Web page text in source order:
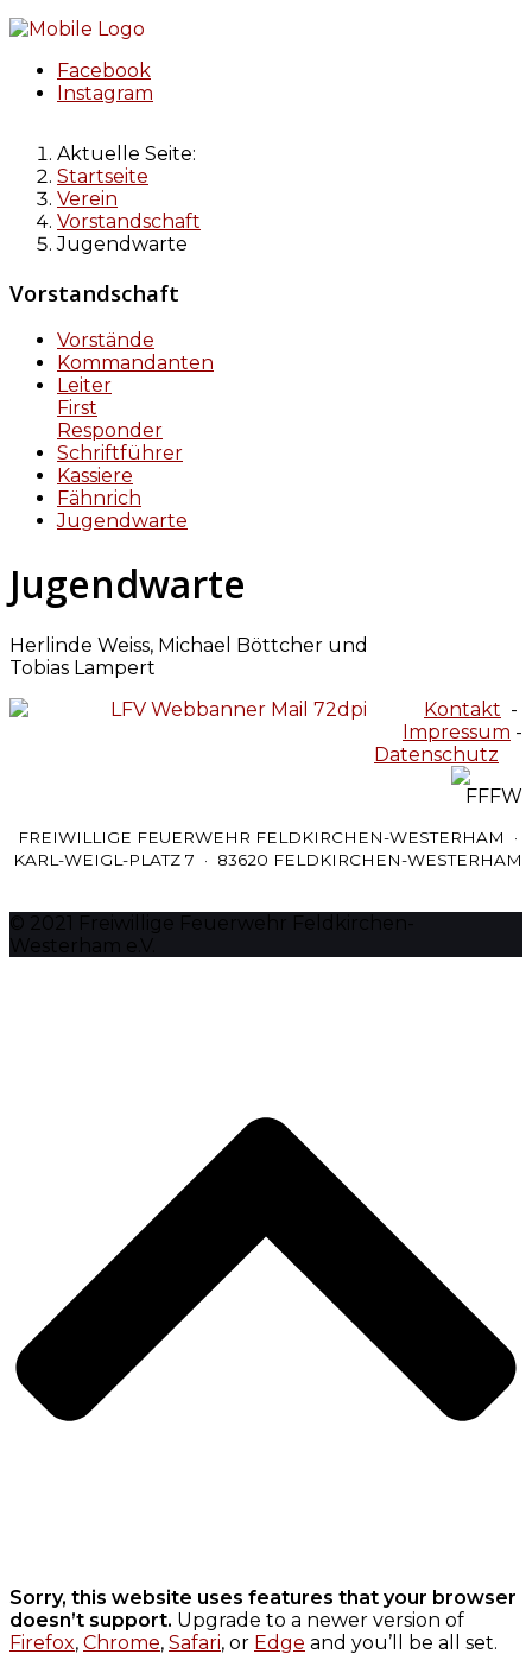
Facebook
Instagram
Aktuelle Seite:
Startseite
Verein
Vorstandschaft
Jugendwarte
Vorstandschaft
Vorstände
Kommandanten
Leiter
First
Responder
Schriftführer
Kassiere
Fähnrich
Jugendwarte
Jugendwarte
Herlinde Weiss, Michael Böttcher und
Tobias Lampert
Kontakt -
Impressum -
Datenschutz
FREIWILLIGE FEUERWEHR FELDKIRCHEN-WESTERHAM ·
KARL-WEIGL-PLATZ 7 · 83620 FELDKIRCHEN-WESTERHAM
© 2021 Freiwillige Feuerwehr Feldkirchen-
Westerham e.V.
Sorry, this website uses features that your browser
doesn’t support. Upgrade to a newer version of
Firefox, Chrome, Safari, or Edge and you’ll be all set.